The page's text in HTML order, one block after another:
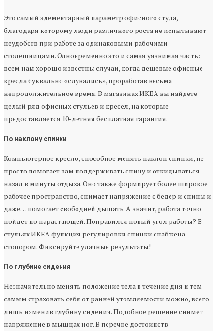
Это самый элементарный параметр офисного стула,
благодаря которому люди различного роста не испытывают
неудобств при работе за одинаковыми рабочими
столешницами. Одновременно это и самая уязвимая часть:
всем нам хорошо известны случаи, когда дешевые офисные
кресла буквально «сдувались», проработав весьма
непродолжительное время. В магазинах ИКЕА вы найдете
целый ряд офисных стульев и кресел, на которые
предоставляется 10-летняя бесплатная гарантия.
По наклону спинки
Компьютерное кресло, способное менять наклон спинки, не
просто помогает вам поддерживать спину и откидываться
назад в минуты отдыха. Оно также формирует более широкое
рабочее пространство, снимает напряжение с бедер и спины и
даже… помогает свободней дышать. А значит, работа точно
пойдет по нарастающей. Понравился новый угол работы? В
стульях ИКЕА функция регулировки спинки снабжена
стопором. Фиксируйте удачные результаты!
По глубине сидения
Незначительно менять положение тела в течение дня и тем
самым страховать себя от ранней утомляемости можно, всего
лишь изменив глубину сидения. Подобное решение снимет
напряжение в мышцах ног. В перечне достоинств